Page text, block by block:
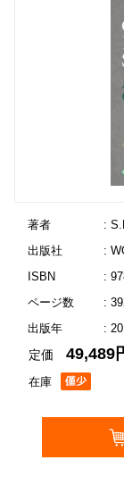
著者
:
出版社
:
ISBN
:
ページ数
:
出版年
:
在庫
定価49,489